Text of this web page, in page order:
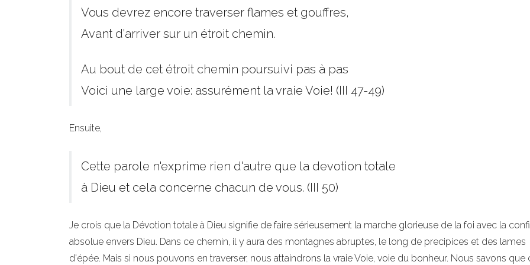
Vous devrez encore traverser flames et gouffres,
Avant d'arriver sur un étroit chemin.
Au bout de cet étroit chemin poursuivi pas à pas
Voici une large voie: assurément la vraie Voie! (III 47-49)
Ensuite,
Cette parole n'exprime rien d'autre que la devotion totale
à Dieu et cela concerne chacun de vous. (III 50)
Je crois que la Dévotion totale à Dieu signifie de faire sérieusement la marche glorieuse de la foi avec la
absolue envers Dieu. Dans ce chemin, il y aura des montagnes abruptes, le long de precipices et des lames
d'épée. Mais si nous pouvons en traverser, nous attaindrons la vraie Voie, voie du bonheur. Nous savons que